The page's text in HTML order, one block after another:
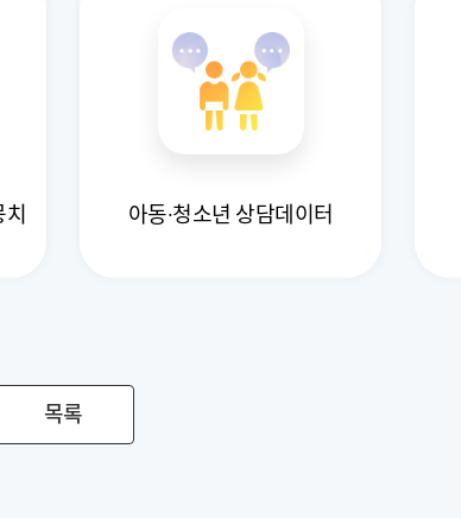
아동·청소년 상담데이터
목록